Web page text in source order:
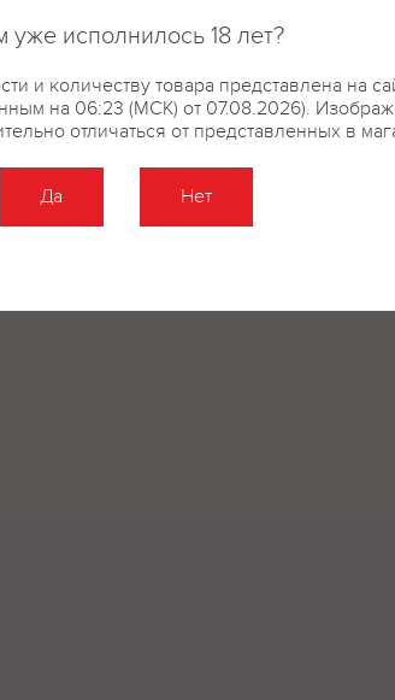
уже исполнилось 18 лет?
и количеству товара представлена на
на 06:23 (МСК) от 07.08.2026).
отличаться от представленных в
Да Нет